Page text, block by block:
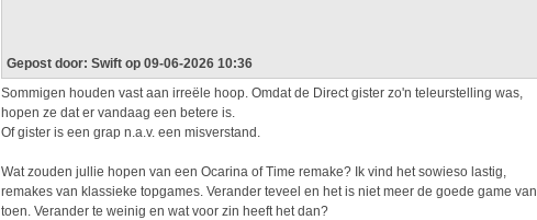
Gepost door: Swift op 09-06-2026 10:36
Sommigen houden vast aan irreële hoop. Omdat de Direct gister zo'n teleurstelling was,
hopen ze dat er vandaag een betere is.
Of gister is een grap n.a.v. een misverstand.
Wat zouden jullie hopen van een Ocarina of Time remake? Ik vind het sowieso lastig,
remakes van klassieke topgames. Verander teveel en het is niet meer de goede game van
toen. Verander te weinig en wat voor zin heeft het dan?